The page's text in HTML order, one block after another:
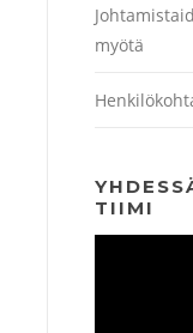
myötä
TIIMI